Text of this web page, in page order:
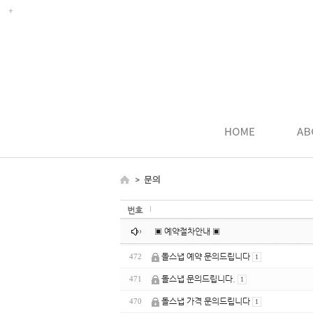
번호
▣ 예약절차안내 ▣
472 돌스냅 예약 문의드립니다 1
471 돌스냅 문의드립니다. 1
470 돌스냅 가격 문의드립니다 1